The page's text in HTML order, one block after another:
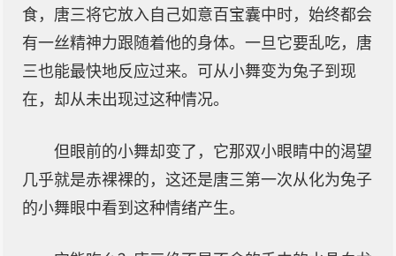
食，唐三将它放入自己如意百宝囊中时，始终都会
有一丝精神力跟随着他的身体。一旦它要乱吃，唐
三也能最快地反应过来。可从小舞变为兔子到现
在，却从未出现过这种情况。
但眼前的小舞却变了，它那双小眼睛中的渴望
几乎就是赤裸裸的，这还是唐三第一次从化为兔子
的小舞眼中看到这种情绪产生。